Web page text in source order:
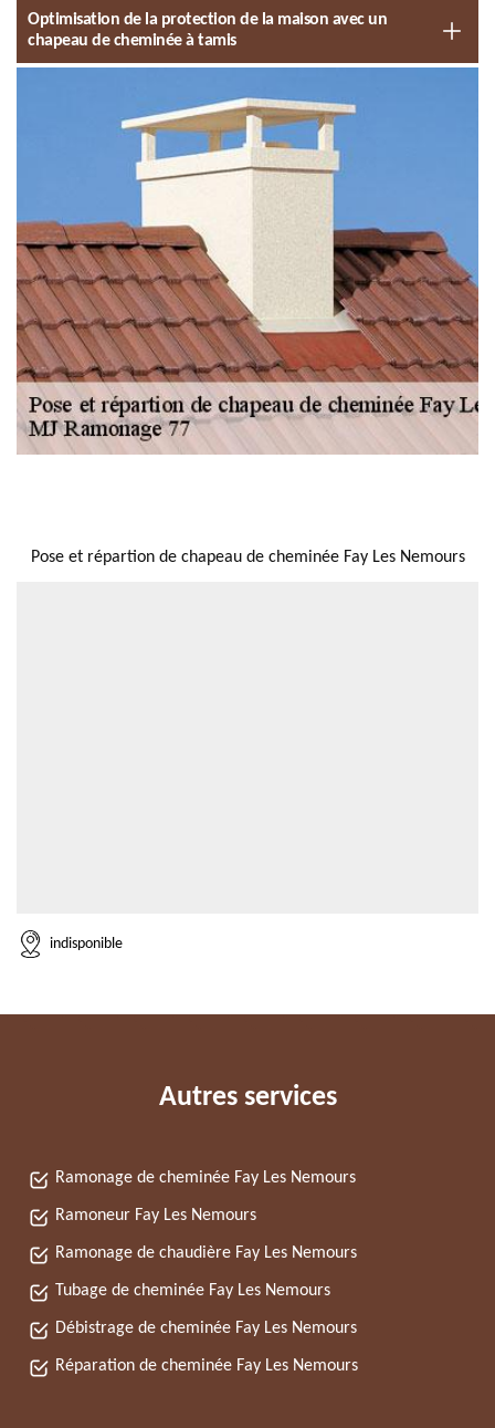
Optimisation de la protection de la maison avec un
chapeau de cheminée à tamis
Pose et répartion de chapeau de cheminée Fay Les Nemours
indisponible
Autres services
Ramonage de cheminée Fay Les Nemours
Ramoneur Fay Les Nemours
Ramonage de chaudière Fay Les Nemours
Tubage de cheminée Fay Les Nemours
Débistrage de cheminée Fay Les Nemours
Réparation de cheminée Fay Les Nemours